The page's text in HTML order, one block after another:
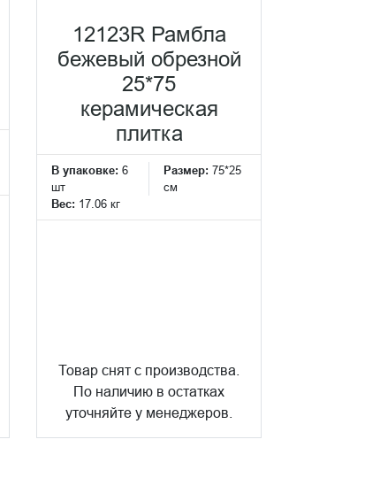
12123R Рамбла
бежевый обрезной
25*75
керамическая
плитка
В упаковке: 6
шт
Размер: 75*25
см
Вес: 17.06 кг
Товар снят с производства.
По наличию в остатках
уточняйте у менеджеров.